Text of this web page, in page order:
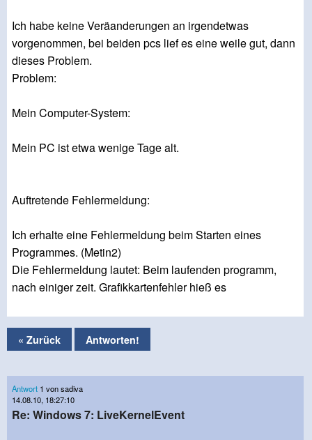
Ich habe keine Veräanderungen an irgendetwas
vorgenommen, bei beiden pcs lief es eine weile gut, dann
dieses Problem.
Problem:
Mein Computer-System:
Mein PC ist etwa wenige Tage alt.
Auftretende Fehlermeldung:
Ich erhalte eine Fehlermeldung beim Starten eines
Programmes. (Metin2)
Die Fehlermeldung lautet: Beim laufenden programm,
nach einiger zeit. Grafikkartenfehler hieß es
« Zurück Antworten!
Antwort 1 von sadiva
14.08.10, 18:27:10
Re: Windows 7: LiveKernelEvent